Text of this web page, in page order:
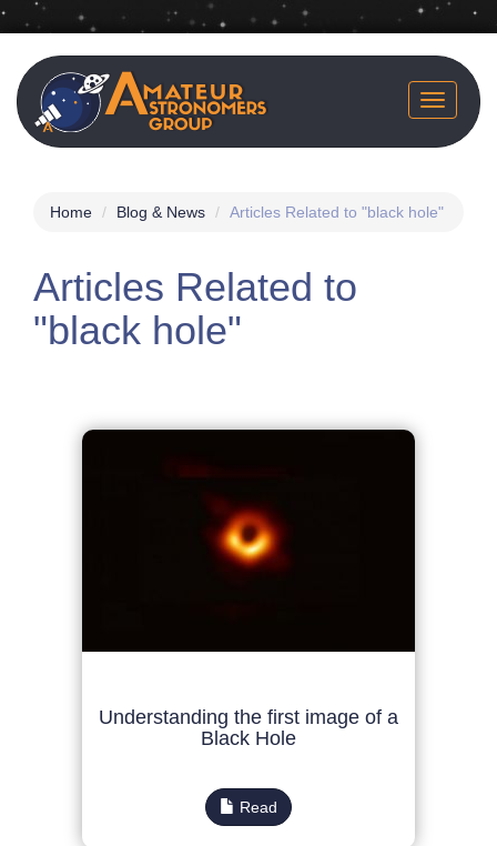
to
main
content
Toggle
Home Blog & News Articles Related to "black hole"
Articles Related to
"black hole"
Understanding the first image of a
Black Hole
Read